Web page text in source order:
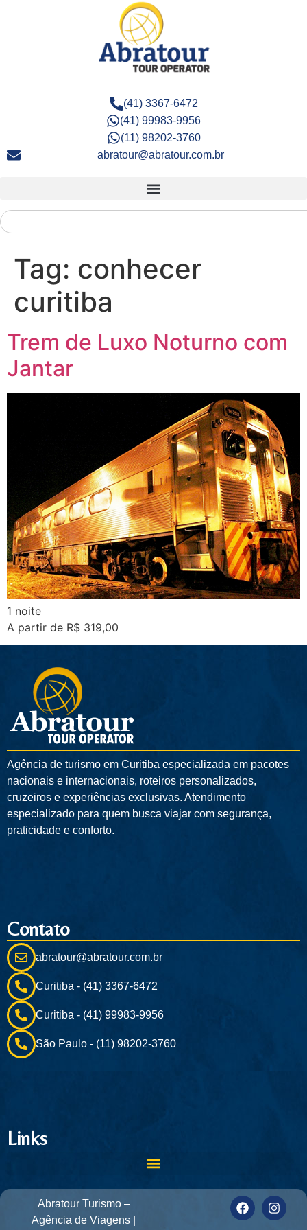
(41) 3367-6472
(41) 99983-9956
(11) 98202-3760
abratour@abratour.com.br
Tag: conhecer
curitiba
Trem de Luxo Noturno com
Jantar
1 noite
A partir de R$ 319,00
Agência de turismo em Curitiba especializada em pacotes
nacionais e internacionais, roteiros personalizados,
cruzeiros e experiências exclusivas. Atendimento
especializado para quem busca viajar com segurança,
praticidade e conforto.
Contato
abratour@abratour.com.br
Curitiba - (41) 3367-6472
Curitiba - (41) 99983-9956
São Paulo - (11) 98202-3760
Links
Abratour Turismo –
Agência de Viagens |